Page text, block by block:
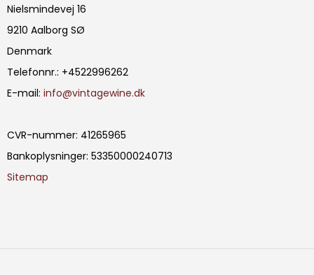
Nielsmindevej 16
9210 Aalborg SØ
Denmark
Telefonnr.: +4522996262
E-mail: info@vintagewine.dk
CVR-nummer: 41265965
Bankoplysninger: 53350000240713
Sitemap